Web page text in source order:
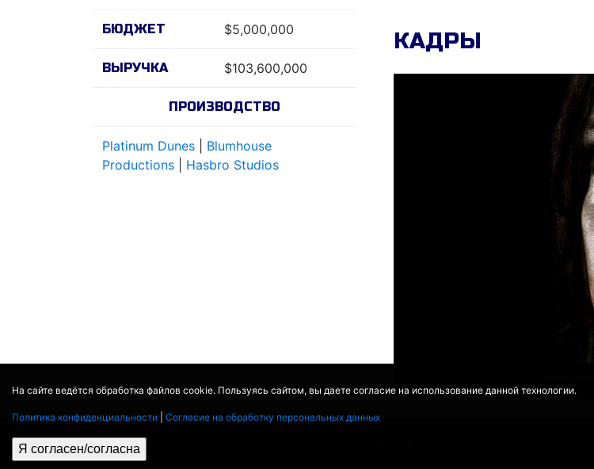
На сайте ведётся обработка файлов cookie. Пользуясь сайтом, вы даете согласие на использование данной технологии.
Политика конфиденциальности Согласие на обработку персональных данных
Я согласен/согласна
БЮДЖЕТ $5,000,000
ВЫРУЧКА $103,600,000
ПРОИЗВОДСТВО
Platinum Dunes
Blumhouse
Productions
Hasbro Studios
КАДРЫ